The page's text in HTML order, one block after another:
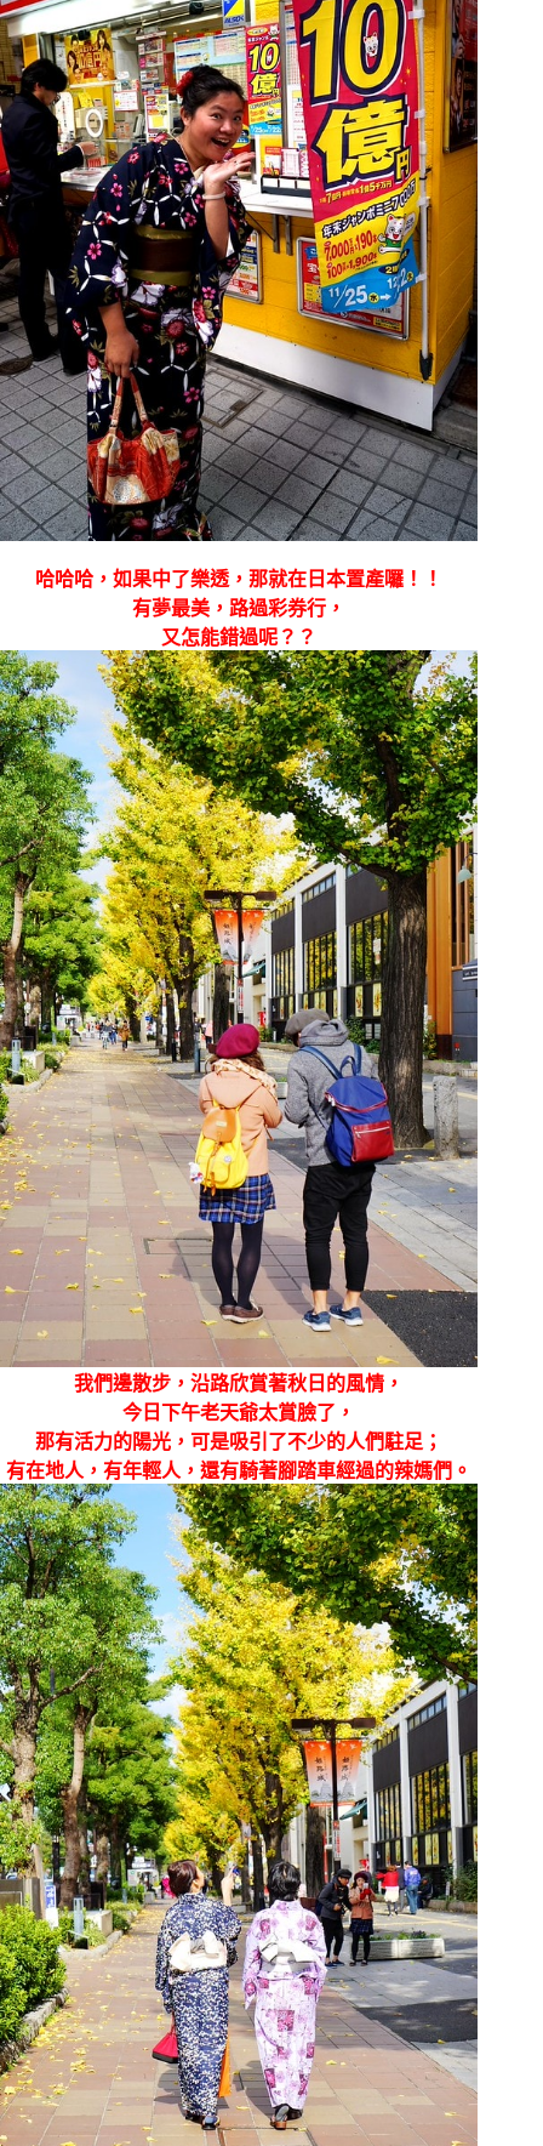
哈哈哈，如果中了樂透，那就在日本置產囉！！
有夢最美，路過彩券行，
又怎能錯過呢？？
我們邊散步，沿路欣賞著秋日的風情，
今日下午老天爺太賞臉了，
那有活力的陽光，可是吸引了不少的人們駐足；
有在地人，有年輕人，還有騎著腳踏車經過的辣媽們。